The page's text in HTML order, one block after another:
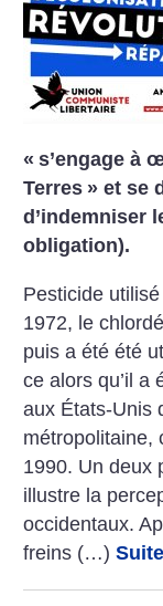
« s’engage à
Terres » et se
d’indemniser
obligation).
Pesticide
1972, le
puis a été été
ce alors qu’il a
aux États-Unis
métropolitaine,
1990. Un deux
illustre la
occidentaux.
freins (…)